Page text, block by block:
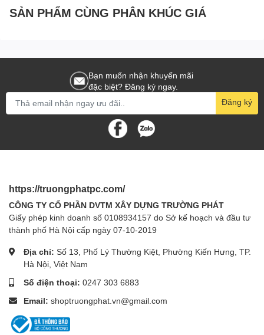
SẢN PHẨM CÙNG PHÂN KHÚC GIÁ
Bạn muốn nhận khuyến mãi
đặc biệt? Đăng ký ngay.
Đăng ký
https://truongphatpc.com/
CÔNG TY CỔ PHẦN DVTM XÂY DỰNG TRƯỜNG PHÁT
Giấy phép kinh doanh số 0108934157 do Sở kế hoạch và đầu tư
thành phố Hà Nội cấp ngày 07-10-2019
Địa chỉ: Số 13, Phố Lý Thường Kiệt, Phường Kiến Hưng, TP.
Hà Nội, Việt Nam
Số điện thoại: 0247 303 6883
Email: shoptruongphat.vn@gmail.com